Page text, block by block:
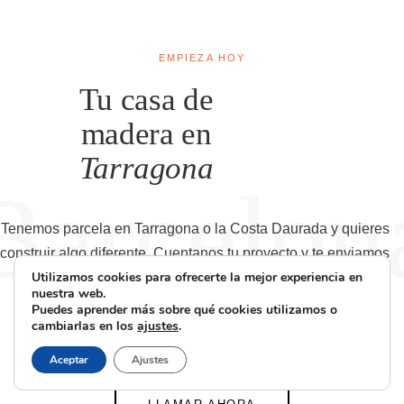
EMPIEZA HOY
Tu casa de
madera en
Tarragona
Tenemos parcela en Tarragona o la Costa Daurada y quieres
construir algo diferente. Cuentanos tu proyecto y te enviamos
una propuesta en menos de 72 horas.
SOLICITAR PRESUPUESTO
Utilizamos cookies para ofrecerte la mejor experiencia en
nuestra web.
Puedes aprender más sobre qué cookies utilizamos o
cambiarlas en los ajustes.
Aceptar Ajustes